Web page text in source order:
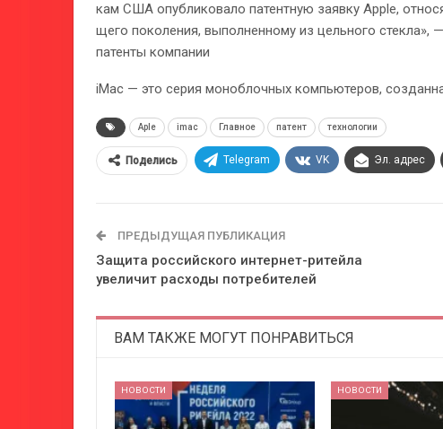
кам США опуб­ли­ко­вало патент­ную заявку Apple,
щего поко­ле­ния, выпол­нен­ному из цель­ного
патенты ком­па­нии
iMac — это серия моно­б­лоч­ных ком­пью­те­ров,
Aple imac Главное патент технологии
Поделись Telegram VK Эл. адрес
ПРЕДЫДУЩАЯ ПУБЛИКАЦИЯ
Защита российского интернет-ритейла
увеличит расходы потребителей
ВАМ ТАКЖЕ МОГУТ ПОНРАВИТЬСЯ
НОВОСТИ НОВОСТИ